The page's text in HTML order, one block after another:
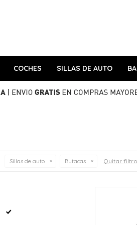
COCHES SILLAS DE AUTO
Sillas de auto Butacas Quitar